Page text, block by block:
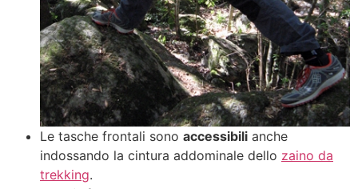
Le tasche frontali sono accessibili anche
indossando la cintura addominale dello zaino da
trekking.